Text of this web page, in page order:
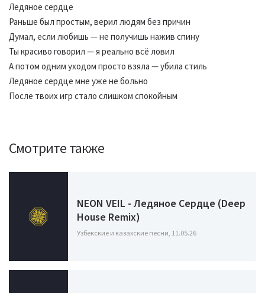
Ледяное сердце
Раньше был простым, верил людям без причин
Думал, если любишь — не получишь нажив спину
Ты красиво говорил — я реально всё ловил
А потом одним уходом просто взяла — убила стиль
Ледяное сердце мне уже не больно
После твоих игр стало слишком спокойным
Смотрите также
NEON VEIL - Ледяное Сердце (Deep
House Remix)
Узбекские и казахские песни, 11.05.26